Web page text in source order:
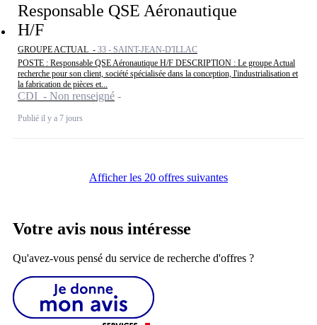
Responsable QSE Aéronautique
H/F
GROUPE ACTUAL - 33 - SAINT-JEAN-D'ILLAC
POSTE : Responsable QSE Aéronautique H/F DESCRIPTION : Le groupe Actual
recherche pour son client, société spécialisée dans la conception, l'industrialisation et
la fabrication de pièces et...
CDI - Non renseigné
Publié il y a 7 jours
Afficher les 20 offres suivantes
Votre avis nous intéresse
Qu'avez-vous pensé du service de recherche d'offres ?